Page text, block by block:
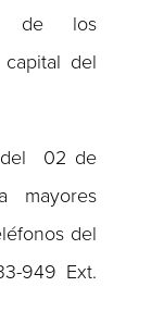
de los
del
del 02 de
mayores
del
949 Ext.